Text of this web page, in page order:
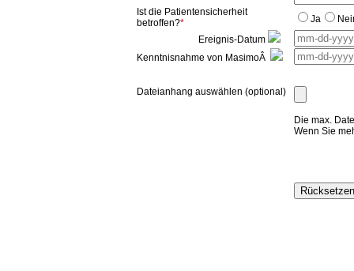
Ist die Patientensicherheit
betroffen?* Ja
Ereignis-Datum
Kenntnisnahme von MasimoÂ
Dateianhang auswählen (optional)
Die max.
Wenn Sie